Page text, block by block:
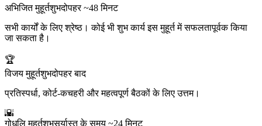
अभिजित मुहूर्तशुभदोपहर ~48 मिनट
सभी कार्यों के लिए श्रेष्ठ। कोई भी शुभ कार्य इस मुहूर्त में सफलतापूर्वक किया
जा सकता है।
🏆
विजय मुहूर्तशुभदोपहर बाद
प्रतिस्पर्धा, कोर्ट-कचहरी और महत्वपूर्ण बैठकों के लिए उत्तम।
🌇
गोधूलि मुहूर्तशुभसूर्यास्त के समय ~24 मिनट